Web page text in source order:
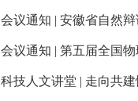
会议通知 | 安徽省自然
会议通知 | 第五届全国
科技人文讲堂 | 走向共